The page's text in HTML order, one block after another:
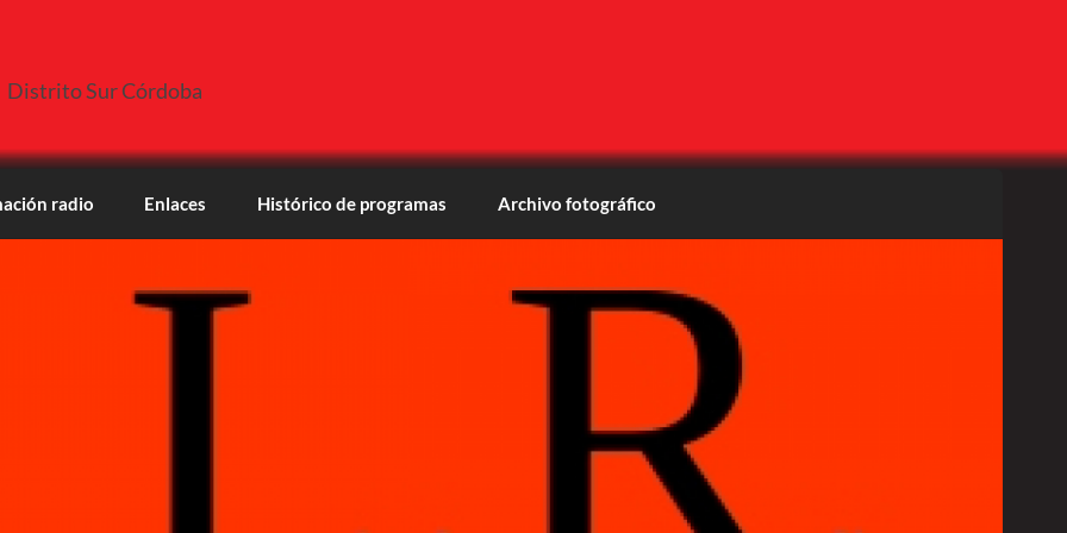
Distrito Sur Córdoba
radio Enlaces Histórico de programas Archivo fotográfico